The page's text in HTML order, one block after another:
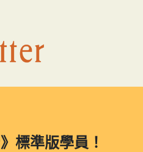
標準版學員！